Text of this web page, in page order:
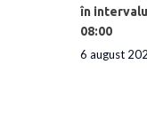
în
08:00
6 august